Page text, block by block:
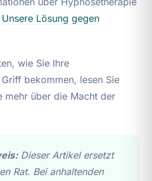
Unsere Lösung gegen
wie Sie Ihre
bekommen, lesen Sie
mehr über die Macht der
Dieser Artikel ersetzt
Rat. Bei anhaltenden